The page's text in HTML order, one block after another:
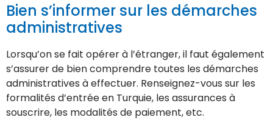
Bien s’informer sur les démarches
administratives
Lorsqu’on se fait opérer à l’étranger, il faut également
s’assurer de bien comprendre toutes les démarches
administratives à effectuer. Renseignez-vous sur les
formalités d’entrée en Turquie, les assurances à
souscrire, les modalités de paiement, etc.